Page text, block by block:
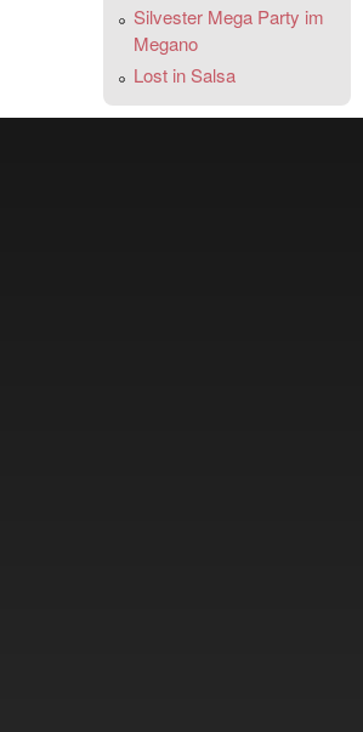
Silvester Mega Party im
Megano
Lost in Salsa